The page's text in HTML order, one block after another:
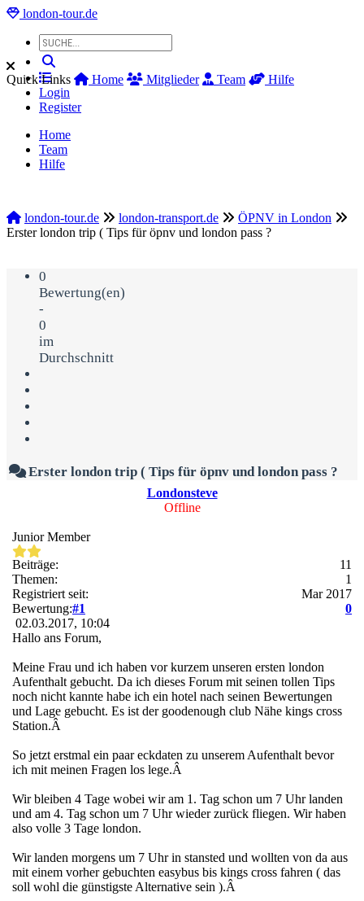
london-tour.de
Login
Register
Home
Team
Hilfe
Quick Links Home Mitglieder Team Hilfe
london-tour.de london-transport.de
ÖPNV in London
Erster london trip ( Tips für öpnv und london pass ?
0
Bewertung(en)
-
0
im
Durchschnitt
Erster london trip ( Tips für öpnv und london pass ?
Londonsteve
Offline
Junior Member
Beiträge:
11
Themen:
1
Registriert seit:
Mar 2017
Bewertung:
0
#1
02.03.2017, 10:04
Hallo ans Forum,
Meine Frau und ich haben vor kurzem unseren ersten london
Aufenthalt gebucht. Da ich dieses Forum mit seinen tollen Tips
noch nicht kannte habe ich ein hotel nach seinen Bewertungen
und Lage gebucht. Es ist der goodenough club Nähe kings cross
Station.Â
So jetzt erstmal ein paar eckdaten zu unserem Aufenthalt bevor
ich mit meinen Fragen los lege.Â
Wir bleiben 4 Tage wobei wir am 1. Tag schon um 7 Uhr landen
und am 4. Tag schon um 7 Uhr wieder zurück fliegen. Wir haben
also volle 3 Tage london.
Wir landen morgens um 7 Uhr in stansted und wollten von da aus
mit einem vorher gebuchten easybus bis kings cross fahren ( das
soll wohl die günstigste Alternative sein ).Â